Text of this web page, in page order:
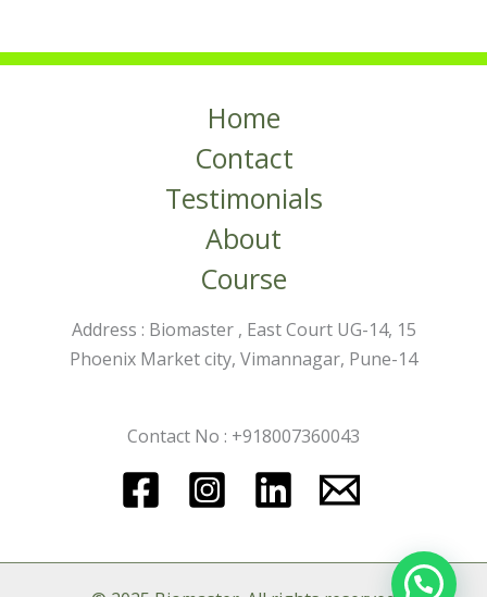
Home
Contact
Testimonials
About
Course
Address : Biomaster , East Court UG-14, 15
Phoenix Market city, Vimannagar, Pune-14
Contact No : +918007360043